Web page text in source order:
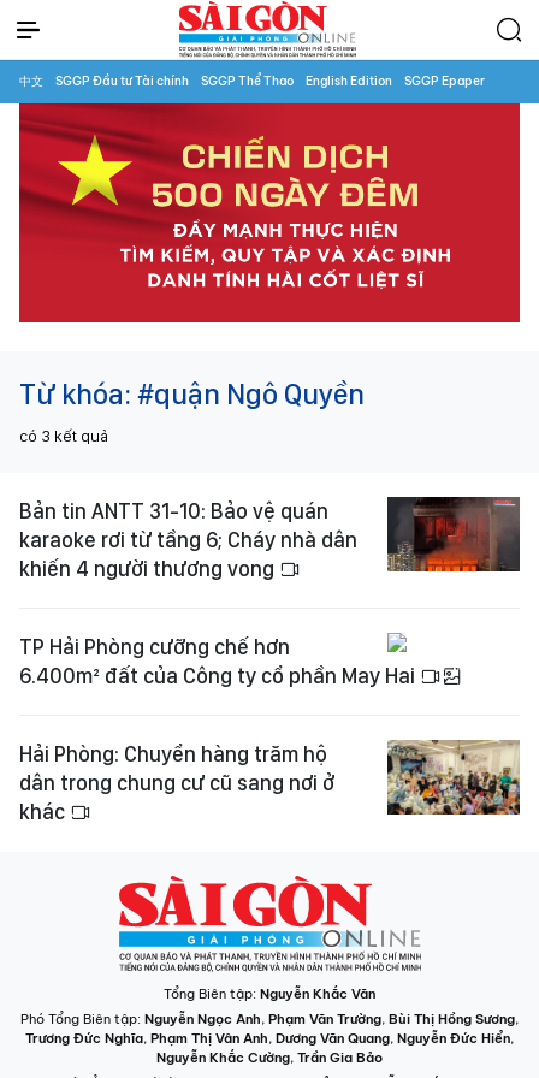
中文 SGGP Đầu tư Tài chính SGGP Thể Thao English Edition SGGP Epaper
Từ khóa: #quận Ngô Quyền
có 3 kết quả
Bản tin ANTT 31-10: Bảo vệ quán
karaoke rơi từ tầng 6; Cháy nhà dân
khiến 4 người thương vong
TP Hải Phòng cưỡng chế hơn
6.400m² đất của Công ty cổ phần May Hai
Hải Phòng: Chuyển hàng trăm hộ
dân trong chung cư cũ sang nơi ở
khác
Tổng Biên tập: Nguyễn Khắc Văn
Phó Tổng Biên tập: Nguyễn Ngọc Anh, Phạm Văn Trường, Bùi Thị Hồng Sương,
Trương Đức Nghĩa, Phạm Thị Vân Anh, Dương Văn Quang, Nguyễn Đức Hiển,
Nguyễn Khắc Cường, Trần Gia Bảo